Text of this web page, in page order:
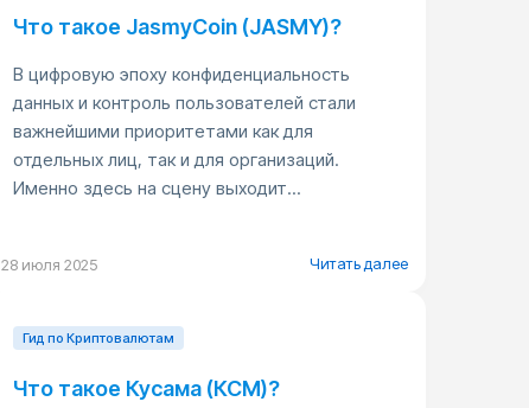
Что такое JasmyCoin (JASMY)?
В цифровую эпоху конфиденциальность
данных и контроль пользователей стали
важнейшими приоритетами как для
отдельных лиц, так и для организаций.
Именно здесь на сцену выходит...
28 июля 2025 Читать далее
Гид по Криптовалютам
Что такое Кусама (КСМ)?